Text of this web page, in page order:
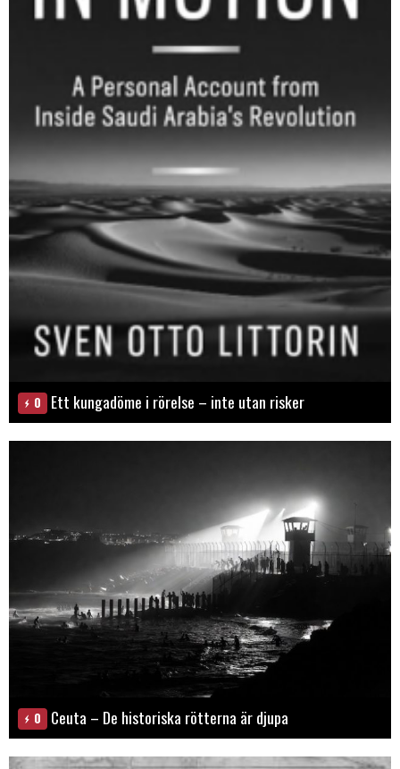
0 Ett kungadöme i rörelse – inte utan risker
0 Ceuta – De historiska rötterna är djupa